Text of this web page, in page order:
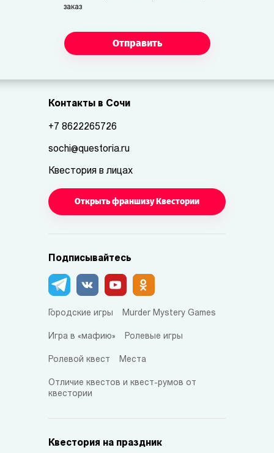
заказ
Отправить
Контакты в Сочи
+7 8622265726
sochi@questoria.ru
Квестория в лицах
Открыть франшизу Квестории
Подписывайтесь
Городские игры Murder Mystery Games
Игра в «мафию» Ролевые игры
Ролевой квест Места
Отличие квестов и квест-румов от
квестории
Квестория на праздник